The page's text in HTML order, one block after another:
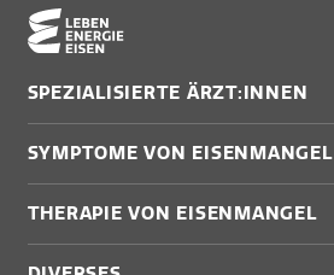
Home-Eisencheck
SPEZIALISIERTE ÄRZT:INNEN
Niederösterreich
Burgenland
Steiermark
Oberösterreich
SYMPTOME VON EISENMANGEL
Antriebslosigkeit
Schwindel
THERAPIE VON EISENMANGEL